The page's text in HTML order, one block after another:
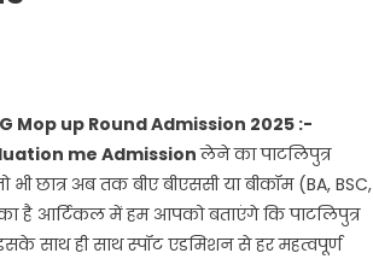
Mop up Round Admission 2025 :-
me Admissionलेने का पाटलिपुत्र
छात्र अब तक बीए बीएससी या बीकॉम (BA, BSC,
है आर्टिकल में हम आपको बताएंगे कि पाटलिपुत्र
साथ ही साथ स्पॉट एडमिशन से हर महत्वपूर्ण